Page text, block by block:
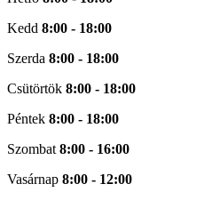
Kedd 8:00 - 18:00
Szerda 8:00 - 18:00
Csütörtök 8:00 - 18:00
Péntek 8:00 - 18:00
Szombat8:00 - 16:00
Vasárnap 8:00 - 12:00